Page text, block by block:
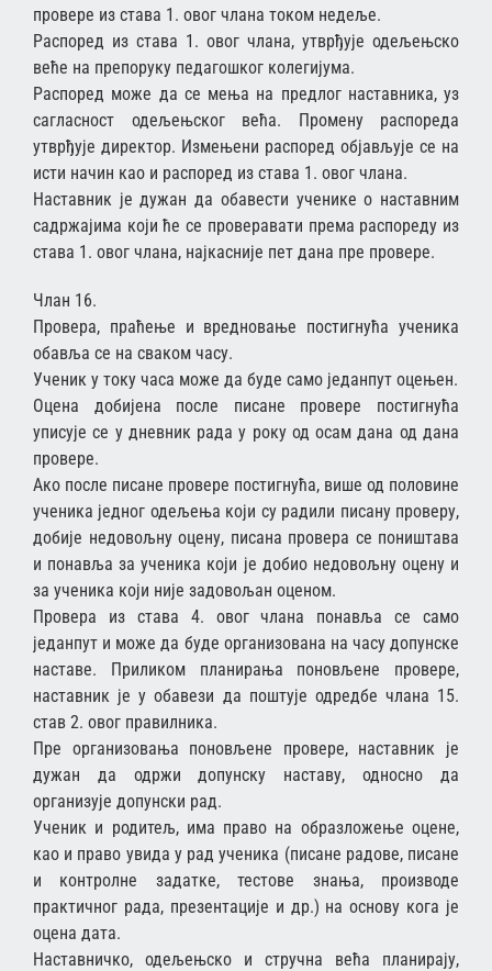
провере из става 1. овог члана током недеље.
Распоред из става 1. овог члана, утврђује одељењско
веће на препоруку педагошког колегијума.
Распоред може да се мења на предлог наставника, уз
сагласност одељењског већа. Промену распореда
утврђује директор. Измењени распоред објављује се на
исти начин као и распоред из става 1. овог члана.
Наставник је дужан да обавести ученике о наставним
садржајима који ће се проверавати према распореду из
става 1. овог члана, најкасније пет дана пре провере.
Члан 16.
Провера, праћење и вредновање постигнућа ученика
обавља се на сваком часу.
Ученик у току часа може да буде само једанпут оцењен.
Оцена добијена после писане провере постигнућа
уписује се у дневник рада у року од осам дана од дана
провере.
Ако после писане провере постигнућа, више од половине
ученика једног одељења који су радили писану проверу,
добије недовољну оцену, писана провера се поништава
и понaвља за ученика који је добио недовољну оцену и
за ученика који није задовољан оценом.
Провера из става 4. овог члана понавља се само
једанпут и може да буде организована на часу допунске
наставе. Приликом планирања поновљене провере,
наставник је у обавези да поштује одредбе члана 15.
став 2. овог правилника.
Пре организовања поновљене провере, наставник је
дужан да одржи допунску наставу, односно да
организује допунски рад.
Ученик и родитељ, има право на образложење оцене,
као и право увида у рад ученика (писане радове, писане
и контролне задатке, тестове знања, производе
практичног рада, презентације и др.) на основу кога је
оцена дата.
Наставничко, одељењско и стручна већа планирају,